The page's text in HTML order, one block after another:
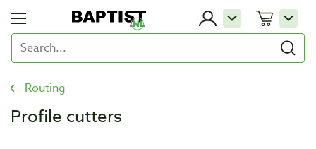
Routing
Profile cutters